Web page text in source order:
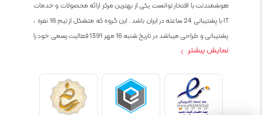
هوشمندنت با افتخار توانست یکی از بهترین مرکز ارائه محصولات و خدمات
IT با پشتیبانی 24 ساعته در ایران باشد . این گروه که متشکل از تیم 16 نفره ،
پشتیبانی و طراحی میباشد در تاریخ شنبه 16 مهر 1391 فعالیت رسمی خود را
بوده و هست و تمام تلاش ما خدماتی کامل و بدون عیب به تمام مشتریان
عزیز میباشد حال با توجه به در خواست مشتریان و همکاران سعی کردیم
سایتی اماده کنیم که تمام مشتریان عزیزمان با خیال راحت تمام محصولات
نمایش بیشتر